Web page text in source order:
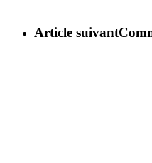
Article suivant